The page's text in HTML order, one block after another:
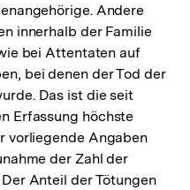
Andere
innerhalb der Familie
bei Attentaten auf
bei denen der Tod der
Das ist die seit
Erfassung höchste
vorliegende Angaben
der Zahl der
Anteil der Tötungen